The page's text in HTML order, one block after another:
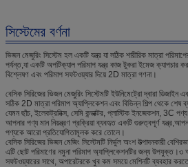
সিস্টেমের বর্ণনা
ভিজন মেজুরিং সিস্টেম হল একটি যন্ত্র যা সঠিক শারীরিক মাত্রা
পর্যন্ত,যা একটি অপটিক্যাল পরিমাপ যন্ত্র কাজ টুকরা ইমেজ ক্যাপচার
বিশ্লেষণ এবং পরিমাপ সফটওয়্যার দিয়ে 2D মাত্রা গণনা।
বেসিক সিরিজের ভিজন মেজুরিং সিস্টেমটি ইউনিমেট্রো দ্বারা
সঠিক 2D মাত্রা পরিমাপ অ্যাপ্লিকেশন এবং বিভিন্ন শিল্প থেকে শেষ
যেমন ছাঁচ, ইলেকট্রনিক্স, সেমি কন্ডাক্টর, প্লাস্টিক ইনজেকশন, 3C
আপনার পণ্য মান নিয়ন্ত্রণ প্রক্রিয়া ব্যবহৃত একটি গুরুত্বপূর্ণ
পণ্যকে আরো প্রতিযোগিতামূলক করে তোলে।
বেসিক সিরিজের ভিজন মেজিং সিস্টেমটি নির্ভুল অংশ উত্পাদনকারী
এটি ছোট পরিমাণের নমুনা পরিমাপ অ্যাপ্লিকেশনটির জন্য উপযুক্ত।৩
সফটওয়্যারের সাথে, অপারেটরকে খুব কম সময়ে মেশিনটি ব্যবহার